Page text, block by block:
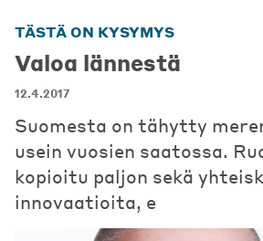
TÄSTÄ ON KYSYMYS
Valoa lännestä
12.4.2017
Suomesta on tähytty
usein vuosien saatossa.
kopioitu paljon sekä
innovaatioita, e